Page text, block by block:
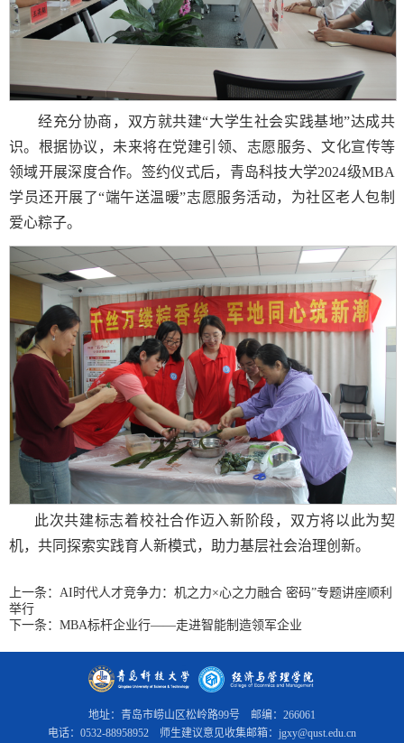
经充分协商，双方就共建“大学生社会实践基地”达成共
识。根据协议，未来将在党建引领、志愿服务、文化宣传等
领域开展深度合作。签约仪式后，青岛科技大学2024级MBA
学员还开展了“端午送温暖”志愿服务活动，为社区老人包制
爱心粽子。
此次共建标志着校社合作迈入新阶段，双方将以此为契
机，共同探索实践育人新模式，助力基层社会治理创新。
上一条： AI时代人才竞争力：机之力×心之力融合 密码”专题讲座顺利
举行
下一条： MBA标杆企业行——走进智能制造领军企业
地址：青岛市崂山区松岭路99号 邮编：266061
电话：0532-88958952 师生建议意见收集邮箱：jgxy@qust.edu.cn